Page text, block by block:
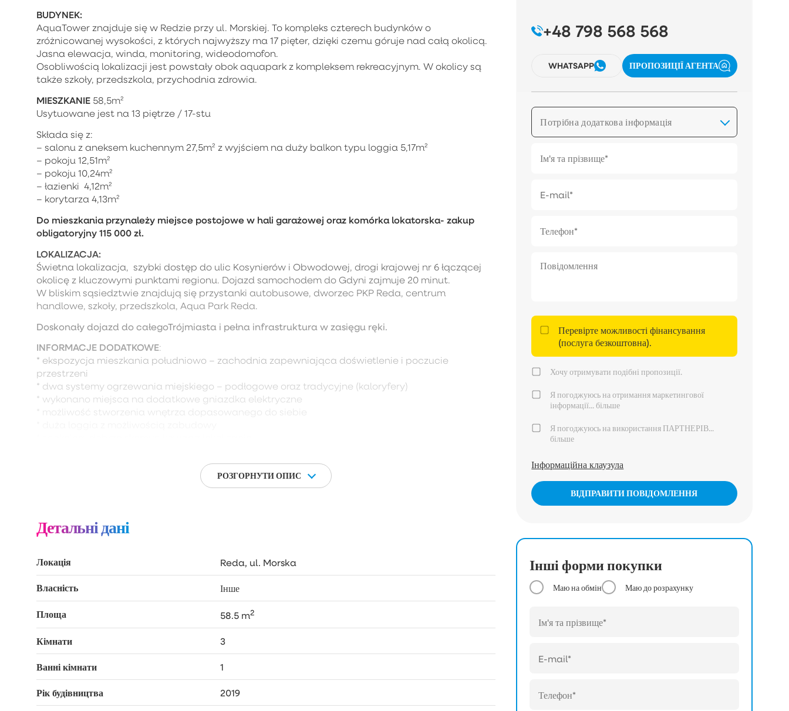
BUDYNEK:
AquaTower znajduje się w Redzie przy ul. Morskiej. To kompleks czterech budynków o
zróżnicowanej wysokości, z których najwyższy ma 17 pięter, dzięki czemu góruje nad całą okolicą.
Jasna elewacja, winda, monitoring, wideodomofon.
Osobliwością lokalizacji jest powstały obok aquapark z kompleksem rekreacyjnym. W okolicy są
także szkoły, przedszkola, przychodnia zdrowia.
MIESZKANIE 58,5m²
Usytuowane jest na 13 piętrze / 17-stu
Składa się z:
– salonu z aneksem kuchennym 27,5m² z wyjściem na duży balkon typu loggia 5,17m²
– pokoju 12,51m²
– pokoju 10,24m²
– łazienki 4,12m²
– korytarza 4,13m²
Do mieszkania przynależy miejsce postojowe w hali garażowej oraz komórka lokatorska- zakup
obligatoryjny 115 000 zł.
LOKALIZACJA:
Świetna lokalizacja, szybki dostęp do ulic Kosynierów i Obwodowej, drogi krajowej nr 6 łączącej
okolicę z kluczowymi punktami regionu. Dojazd samochodem do Gdyni zajmuje 20 minut.
W bliskim sąsiedztwie znajdują się przystanki autobusowe, dworzec PKP Reda, centrum
handlowe, szkoły, przedszkola, Aqua Park Reda.
Doskonały dojazd do całegoTrójmiasta i pełna infrastruktura w zasięgu ręki.
INFORMACJE DODATKOWE:
* ekspozycja mieszkania południowo – zachodnia zapewniająca doświetlenie i poczucie
przestrzeni
* dwa systemy ogrzewania miejskiego – podłogowe oraz tradycyjne (kaloryfery)
* wykonano miejsca na dodatkowe gniazdka elektryczne
* możliwość stworzenia wnętrza dopasowanego do siebie
РОЗГОРНУТИ ОПИС
Детальні дані
Локація Reda, ul. Morska
Власність Інше
Площа 58.5 m2
Кімнати 3
Ванні кімнати 1
Рік будівництва 2019
+48 798 568 568
WHATSAPP ПРОПОЗИЦІЇ АГЕНТА
Потрібна додаткова інформація
Перевірте можливості фінансування
(послуга безкоштовна).
Хочу отримувати подібні пропозиції.
Я погоджуюсь на отримання маркетингової
інформації... більше
Я погоджуюсь на використання ПАРТНЕРІВ...
більше
Інформаційна клаузула
ВІДПРАВИТИ ПОВІДОМЛЕННЯ
Інші форми покупки
Маю на обмін Маю до розрахунку